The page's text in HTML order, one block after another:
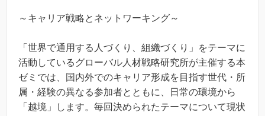
～キャリア戦略とネットワーキング～
「世界で通用する人づくり、組織づくり」をテーマに
活動しているグローバル人材戦略研究所が主催する本
ゼミでは、国内外でのキャリア形成を目指す世代・所
属・経験の異なる参加者とともに、日常の環境から
「越境」します。毎回決められたテーマについて現状